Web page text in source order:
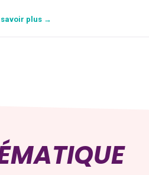
savoir plus →